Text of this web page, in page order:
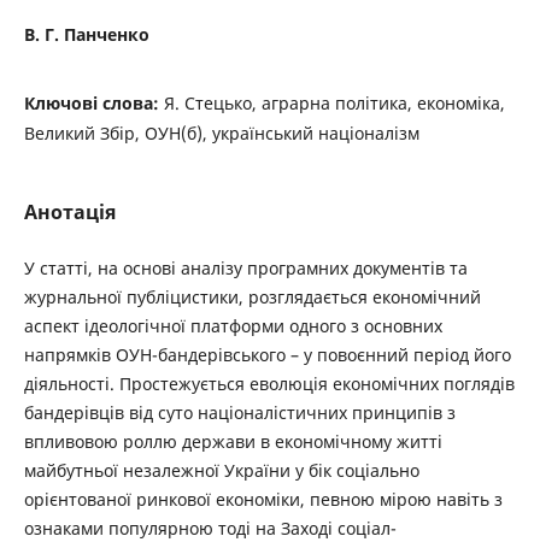
В. Г. Панченко
Ключові слова: Я. Стецько, аграрна політика, економіка,
Великий Збір, ОУН(б), український націоналізм
Анотація
У статті, на основі аналізу програмних документів та
журнальної публіцистики, розглядається економічний
аспект ідеологічної платформи одного з основних
напрямків ОУН-бандерівського – у повоєнний період його
діяльності. Простежується еволюція економічних поглядів
бандерівців від суто націоналістичних принципів з
впливовою роллю держави в економічному житті
майбутньої незалежної України у бік соціально
орієнтованої ринкової економіки, певною мірою навіть з
ознаками популярною тоді на Заході соціал-